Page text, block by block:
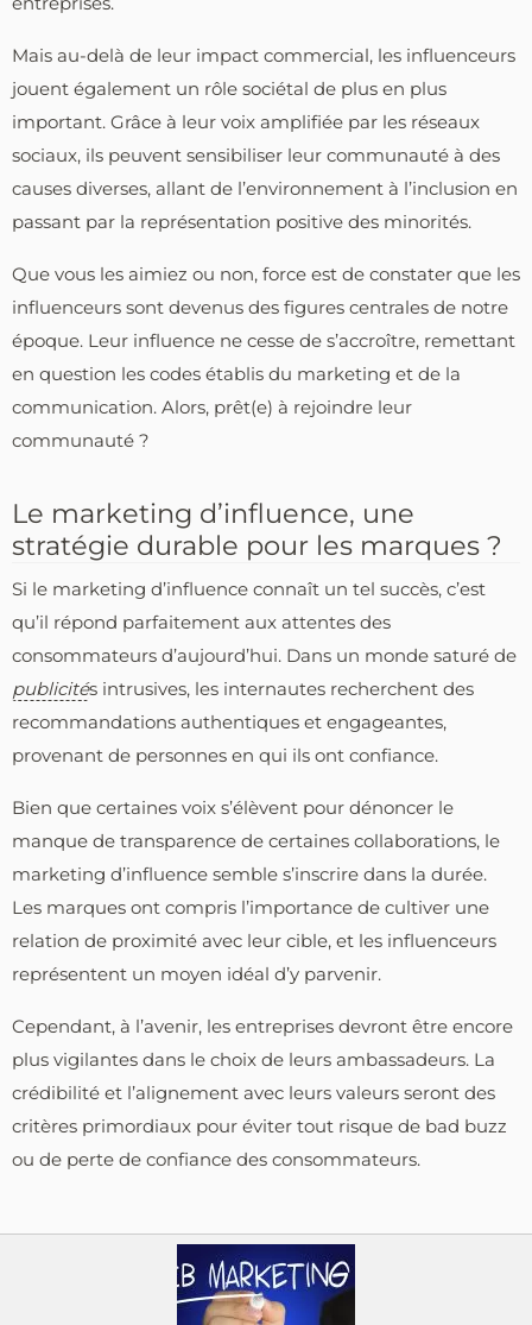
Mais au-delà de leur impact commercial, les influenceurs
jouent également un rôle sociétal de plus en plus
important. Grâce à leur voix amplifiée par les réseaux
sociaux, ils peuvent sensibiliser leur communauté à des
causes diverses, allant de l’environnement à l’inclusion en
passant par la représentation positive des minorités.
Que vous les aimiez ou non, force est de constater que les
influenceurs sont devenus des figures centrales de notre
époque. Leur influence ne cesse de s’accroître, remettant
en question les codes établis du marketing et de la
communication. Alors, prêt(e) à rejoindre leur
communauté ?
Le marketing d’influence, une
stratégie durable pour les marques ?
Si le marketing d’influence connaît un tel succès, c’est
qu’il répond parfaitement aux attentes des
consommateurs d’aujourd’hui. Dans un monde saturé de
publicités intrusives, les internautes recherchent des
recommandations authentiques et engageantes,
provenant de personnes en qui ils ont confiance.
Bien que certaines voix s’élèvent pour dénoncer le
manque de transparence de certaines collaborations, le
marketing d’influence semble s’inscrire dans la durée.
Les marques ont compris l’importance de cultiver une
relation de proximité avec leur cible, et les influenceurs
représentent un moyen idéal d’y parvenir.
Cependant, à l’avenir, les entreprises devront être encore
plus vigilantes dans le choix de leurs ambassadeurs. La
crédibilité et l’alignement avec leurs valeurs seront des
critères primordiaux pour éviter tout risque de bad buzz
ou de perte de confiance des consommateurs.